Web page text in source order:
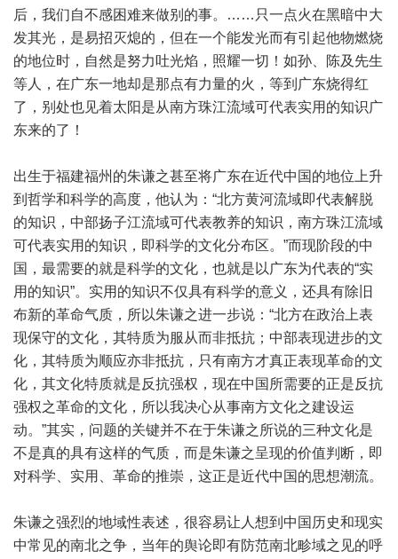
后，我们自不感困难来做别的事。……只一点火在黑暗中大
发其光，是易招灭熄的，但在一个能发光而有引起他物燃烧
的地位时，自然是努力吐光焰，照耀一切！如孙、陈及先生
等人，在广东一地却是那点有力量的火，等到广东烧得红
了，别处也见着太阳是从南方珠江流域可代表实用的知识广
东来的了！
出生于福建福州的朱谦之甚至将广东在近代中国的地位上升
到哲学和科学的高度，他认为：“北方黄河流域即代表解脱
的知识，中部扬子江流域可代表教养的知识，南方珠江流域
可代表实用的知识，即科学的文化分布区。”而现阶段的中
国，最需要的就是科学的文化，也就是以广东为代表的“实
用的知识”。实用的知识不仅具有科学的意义，还具有除旧
布新的革命气质，所以朱谦之进一步说：“北方在政治上表
现保守的文化，其特质为服从而非抵抗；中部表现进步的文
化，其特质为顺应亦非抵抗，只有南方才真正表现革命的文
化，其文化特质就是反抗强权，现在中国所需要的正是反抗
强权之革命的文化，所以我决心从事南方文化之建设运
动。”其实，问题的关键并不在于朱谦之所说的三种文化是
不是真的具有这样的气质，而是朱谦之呈现的价值判断，即
对科学、实用、革命的推崇，这正是近代中国的思想潮流。
朱谦之强烈的地域性表述，很容易让人想到中国历史和现实
中常见的南北之争，当年的舆论即有防范南北畛域之见的呼